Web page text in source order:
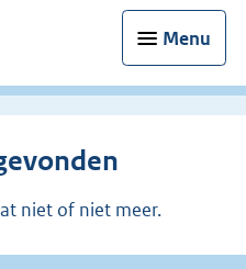
Menu
niet of niet meer.